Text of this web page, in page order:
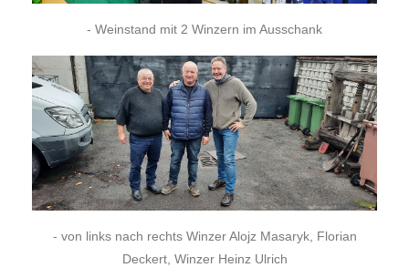
- Weinstand mit 2 Winzern im Ausschank
- von links nach rechts Winzer Alojz Masaryk, Florian
Deckert, Winzer Heinz Ulrich